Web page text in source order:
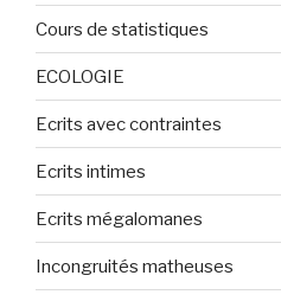
Cours de statistiques
ECOLOGIE
Ecrits avec contraintes
Ecrits intimes
Ecrits mégalomanes
Incongruités matheuses